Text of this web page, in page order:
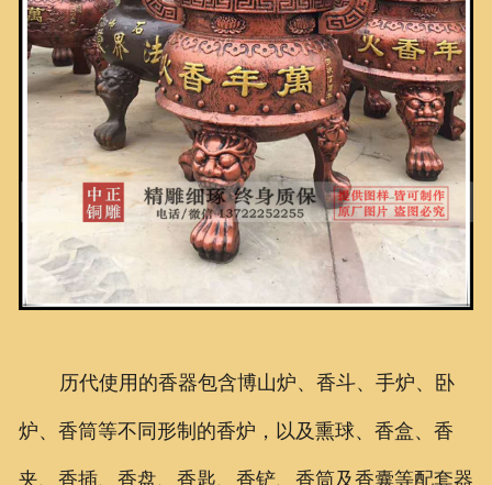
历代使用的香器包含博山炉、香斗、手炉、卧
炉、香筒等不同形制的香炉，以及熏球、香盒、香
夹、香插、香盘、香匙、香铲、香筒及香囊等配套器